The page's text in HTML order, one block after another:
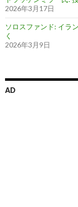
2026年3月17日
ソロスファンド: イラ
く
2026年3月9日
AD